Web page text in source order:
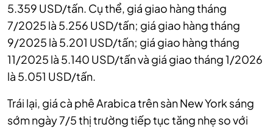
5.359 USD/tấn. Cụ thể, giá giao hàng tháng
7/2025 là 5.256 USD/tấn; giá giao hàng tháng
9/2025 là 5.201 USD/tấn; giá giao hàng tháng
11/2025 là 5.140 USD/tấn và giá giao tháng 1/2026
là 5.051 USD/tấn.
Trái lại, giá cà phê Arabica trên sàn New York sáng
sớm ngày 7/5 thị trường tiếp tục tăng nhẹ so với